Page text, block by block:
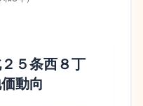
５条西８丁
動向